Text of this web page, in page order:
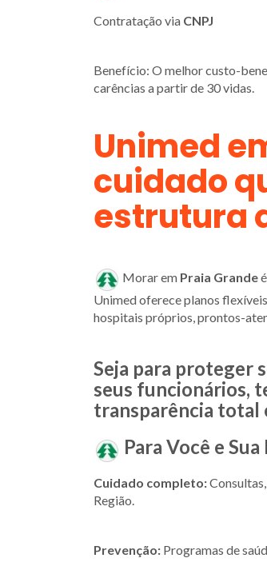
Contratação via CNPJ
Benefício: O melhor custo-
carências a partir de 30 vidas.
Unimed
cuidado
estrutura
Morar em Praia Grande
Unimed oferece planos
hospitais próprios, prontos-
Seja para proteger
seus funcionários,
transparência total
Para Você e
Cuidado completo:
Região.
Prevenção: Programas de